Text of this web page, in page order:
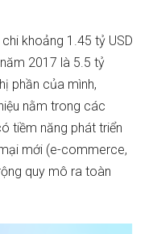
khoảng 1.45 tỷ USD
2017 là 5.5 tỷ
phần của mình,
nằm trong các
tiềm năng phát triển
mới (e-commerce,
quy mô ra toàn